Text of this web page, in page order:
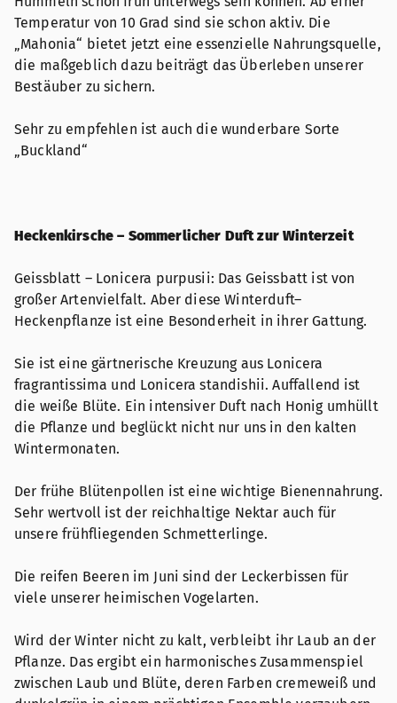
Temperatur von 10 Grad sind sie schon aktiv. Die
„Mahonia“ bietet jetzt eine essenzielle Nahrungsquelle,
die maßgeblich dazu beiträgt das Überleben unserer
Bestäuber zu sichern.
Sehr zu empfehlen ist auch die wunderbare Sorte
„Buckland“
Heckenkirsche – Sommerlicher Duft zur Winterzeit
Geissblatt – Lonicera purpusii: Das Geissbatt ist von
großer Artenvielfalt. Aber diese Winterduft–
Heckenpflanze ist eine Besonderheit in ihrer Gattung.
Sie ist eine gärtnerische Kreuzung aus Lonicera
fragrantissima und Lonicera standishii. Auffallend ist
die weiße Blüte. Ein intensiver Duft nach Honig umhüllt
die Pflanze und beglückt nicht nur uns in den kalten
Wintermonaten.
Der frühe Blütenpollen ist eine wichtige Bienennahrung.
Sehr wertvoll ist der reichhaltige Nektar auch für
unsere frühfliegenden Schmetterlinge.
Die reifen Beeren im Juni sind der Leckerbissen für
viele unserer heimischen Vogelarten.
Wird der Winter nicht zu kalt, verbleibt ihr Laub an der
Pflanze. Das ergibt ein harmonisches Zusammenspiel
zwischen Laub und Blüte, deren Farben cremeweiß und